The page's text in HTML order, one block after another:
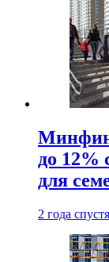
до 12%
для
2 года спустя